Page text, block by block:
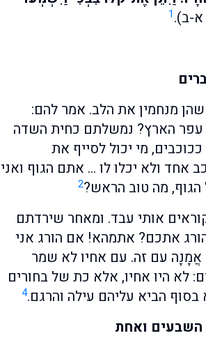
ב).1
מנחמין את הלב. אמר להם:
עפר הארץ? נמשלתם כחית השדה
מי יכול לסייף את
אחד ולא יכלו לו … אתם הגוף ואני
מה טוב הראש?2
אותי עבד. ומאחר שירדתם
אתכם? אתמהא! אם הורג אני
עם זה. עם אחיו לא שמר
לא היו אחיו, אלא כת של בחורים
הביא עליהם עילה והרגם.4
השבעים ואחת